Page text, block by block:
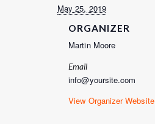
May 25, 2019
ORGANIZER
Martin Moore
Email
info@yoursite.com
View Organizer Website